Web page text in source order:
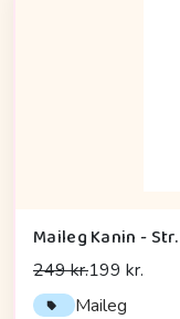
249 kr.199 kr.
Maileg